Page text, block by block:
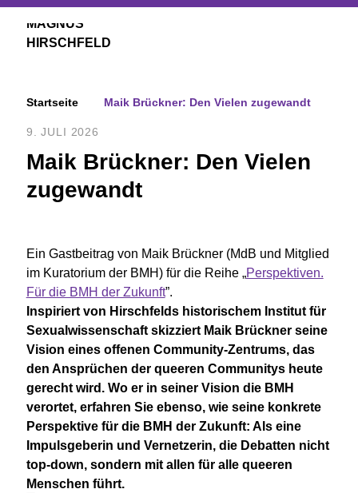
Startseite Maik Brückner: Den Vielen zugewandt
9. JULI 2026
Maik Brückner: Den Vielen
zugewandt
Ein Gastbeitrag von Maik Brückner (MdB und Mitglied
im Kuratorium der BMH) für die Reihe „Perspektiven.
Für die BMH der Zukunft”.
Inspiriert von Hirschfelds historischem Institut für
Sexualwissenschaft skizziert Maik Brückner seine
Vision eines offenen Community-Zentrums, das
den Ansprüchen der queeren Communitys heute
gerecht wird. Wo er in seiner Vision die BMH
verortet, erfahren Sie ebenso, wie seine konkrete
Perspektive für die BMH der Zukunft: Als eine
Impulsgeberin und Vernetzerin, die Debatten nicht
top-down, sondern mit allen für alle queeren
Menschen führt.